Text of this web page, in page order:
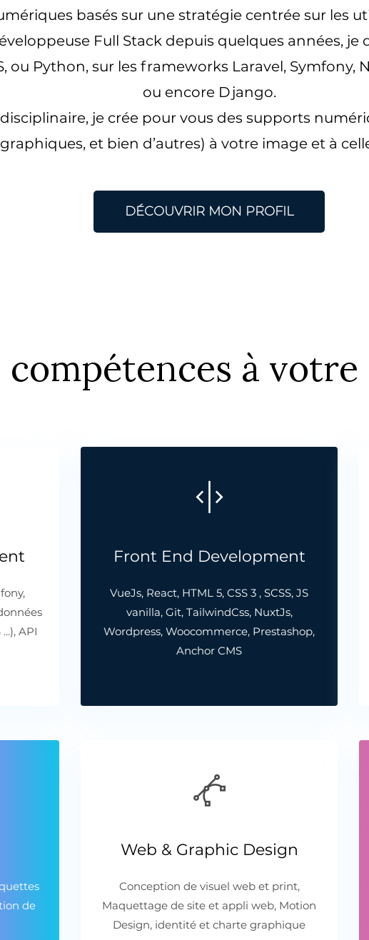
basés sur une stratégie centrée sur les
Full Stack depuis quelques années, je
ou Python, sur les frameworks Laravel, Symfony,
ou encore Django.
je crée pour vous des supports
et bien d’autres) à votre image et à
DÉCOUVRIR MON PROFIL
compétences à
API
Front End Development
VueJs, React, HTML 5, CSS 3 , SCSS, JS
vanilla, Git, TailwindCss, NuxtJs,
Wordpress, Woocommerce, Prestashop,
Anchor CMS
de
Web & Graphic Design
Conception de visuel web et print,
Maquettage de site et appli web, Motion
Design, identité et charte graphique